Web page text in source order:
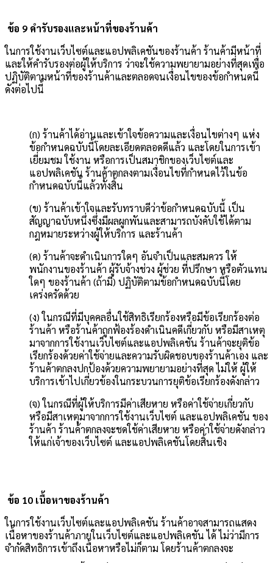
ข้อ 9 คำรับรองและหน้าที่ของร้านค้า
ในการใช้งานเว็บไซต์และแอปพลิเคชันของร้านค้า ร้านค้ามีหน้าที่
และให้คำรับรองต่อผู้ให้บริการ ว่าจะใช้ความพยายามอย่างที่สุดเพื่อ
ปฏิบัติตามหน้าที่ของร้านค้าและตลอดจนเงื่อนไขของข้อกำหนดนี้
ดังต่อไปนี้
(ก) ร้านค้าได้อ่านและเข้าใจข้อความและเงื่อนไขต่างๆ แห่ง
ข้อกำหนดฉบับนี้โดยละเอียดตลอดดีแล้ว และโดยในการเข้า
เยี่ยมชม ใช้งาน หรือการเป็นสมาชิกของเว็บไซต์และ
แอปพลิเคชัน ร้านค้าตกลงตามเงื่อนไขที่กำหนดไว้ในข้อ
กำหนดฉบับนี้แล้วทั้งสิ้น
(ข) ร้านค้าเข้าใจและรับทราบดีว่าข้อกำหนดฉบับนี้ เป็น
สัญญาฉบับหนึ่งซึ่งมีผลผูกพันและสามารถบังคับใช้ได้ตาม
กฎหมายระหว่างผู้ให้บริการ และร้านค้า
(ค) ร้านค้าจะดำเนินการใดๆ อันจำเป็นและสมควร ให้
พนักงานของร้านค้า ผู้รับจ้างช่วง ผู้ช่วย ที่ปรึกษา หรือตัวแทน
ใดๆ ของร้านค้า (ถ้ามี) ปฏิบัติตามข้อกำหนดฉบับนี้โดย
เคร่งครัดด้วย
(ง) ในกรณีที่มีบุคคลอื่นใช้สิทธิเรียกร้องหรือมีข้อเรียกร้องต่อ
ร้านค้า หรือร้านค้าถูกฟ้องร้องดำเนินคดีเกี่ยวกับ หรือมีสาเหตุ
มาจากการใช้งานเว็บไซต์และแอปพลิเคชัน ร้านค้าจะยุติข้อ
เรียกร้องด้วยค่าใช้จ่ายและความรับผิดชอบของร้านค้าเอง และ
ร้านค้าตกลงปกป้องด้วยความพยายามอย่างที่สุด ไม่ให้ ผู้ให้
บริการเข้าไปเกี่ยวข้องในกระบวนการยุติข้อเรียกร้องดังกล่าว
(จ) ในกรณีที่ผู้ให้บริการมีค่าเสียหาย หรือค่าใช้จ่ายเกี่ยวกับ
หรือมีสาเหตุมาจากการใช้งานเว็บไซต์ และแอปพลิเคชัน ของ
ร้านค้า ร้านค้าตกลงจะชดใช้ค่าเสียหาย หรือค่าใช้จ่ายดังกล่าว
ให้แก่เจ้าของเว็บไซต์ และแอปพลิเคชันโดยสิ้นเชิง
ข้อ 10 เนื้อหาของร้านค้า
ในการใช้งานเว็บไซต์และแอปพลิเคชัน ร้านค้าอาจสามารถแสดง
เนื้อหาของร้านค้าภายในเว็บไซต์และแอปพลิเคชัน ได้ ไม่ว่ามีการ
จำกัดสิทธิการเข้าถึงเนื้อหาหรือไม่ก็ตาม โดยร้านค้าตกลงจะ